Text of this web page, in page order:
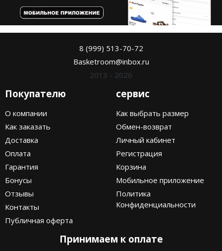
8 (999) 513-70-72
Basketroom@inbox.ru
2013 - 2026
Покупателю
О компании
Как заказать
Доставка
Оплата
Гарантия
Бонусы
Отзывы
Контакты
Публичная оферта
сервис
Как выбрать размер
Обмен-возврат
Личный кабинет
Регистрация
Корзина
Мобильное приложение
Политика
Конфиденциальности
Принимаем к оплате